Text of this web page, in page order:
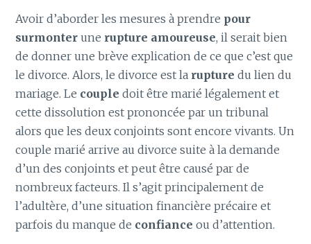
Avoir d’aborder les mesures à prendre pour
surmonter une rupture amoureuse, il serait bien
de donner une brève explication de ce que c’est que
le divorce. Alors, le divorce est la rupture du lien du
mariage. Le coupledoit être marié légalement et
cette dissolution est prononcée par un tribunal
alors que les deux conjoints sont encore vivants. Un
couple marié arrive au divorce suite à la demande
d’un des conjoints et peut être causé par de
nombreux facteurs. Il s’agit principalement de
l’adultère, d’une situation financière précaire et
parfois du manque de confianceou d’attention.